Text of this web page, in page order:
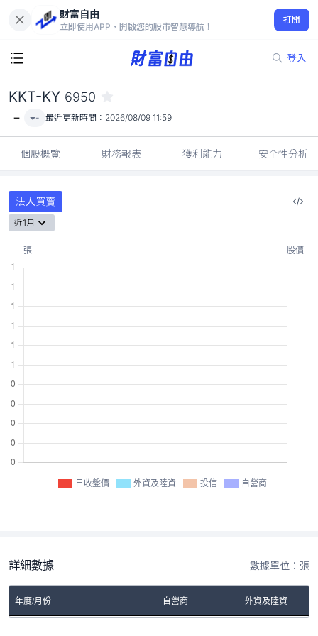
財富自由
立即使用APP，開啟您的股市智慧導航！
打開
登入
-
KKT-KY 6950
- - 最近更新時間： 2026/08/09 11:59
個股概覽 財務報表 獲利能力 安全性分析
法人買賣
近1月
日收盤價 外資及陸資 投信 自營商
詳細數據 數據單位：張
年度/月份 自營商 外資及陸資